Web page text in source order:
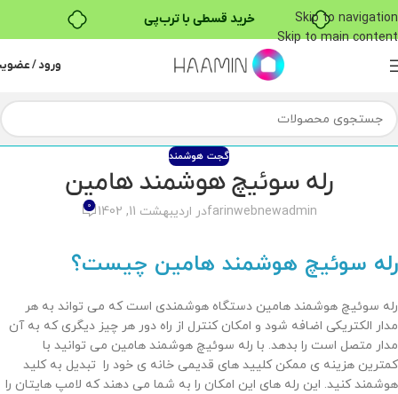
خرید قسطی با ترب‌پی
۴ قسط، بدون کارمزد
بدون ضامن، بدون سود
خرید قسطی با ترب‌پی
Skip to navigation
Skip to main content
ورود /
گجت هوشمند
رله سوئیچ هوشمند هامین
farinwebnewadminدر اردیبهشت 11, 1402 0
رله سوئیچ هوشمند هامین چیست؟
رله سوئیچ هوشمند هامین دستگاه هوشمندی است که می تواند به هر
مدار الکتریکی اضافه شود و امکان کنترل از راه دور هر چیز دیگری که به آن
مدار متصل است را بدهد. با رله سوئیچ هوشمند هامین می توانید با
کمترین هزینه ی ممکن کلیید های قدیمی خانه ی خود را تبدیل به کلید
هوشمند کنید. این رله های این امکان را به شما می دهند که لامپ هایتان را